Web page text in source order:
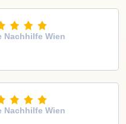
Nachhilfe Wien
Nachhilfe Wien